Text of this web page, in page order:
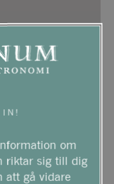
IN!
om
riktar sig till dig
att gå vidare